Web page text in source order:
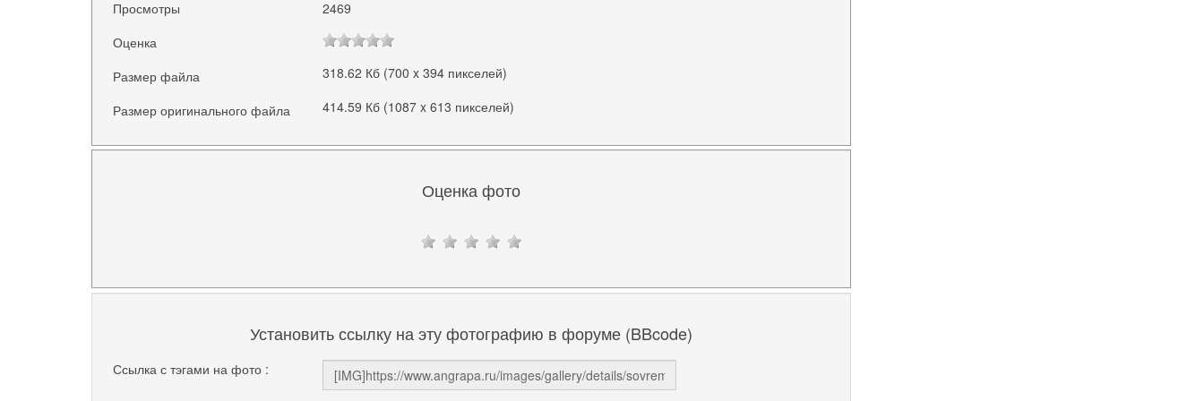
Просмотры
2469
Оценка
Размер файла
318.62 Кб (700 x 394 пикселей)
Размер оригинального файла 414.59 Кб (1087 x 613 пикселей)
Оценка фото
Установить ссылку на эту фотографию в форуме (BBcode)
Ссылка с тэгами на фото :